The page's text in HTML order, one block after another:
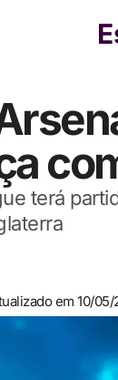
terá
em 10/05/